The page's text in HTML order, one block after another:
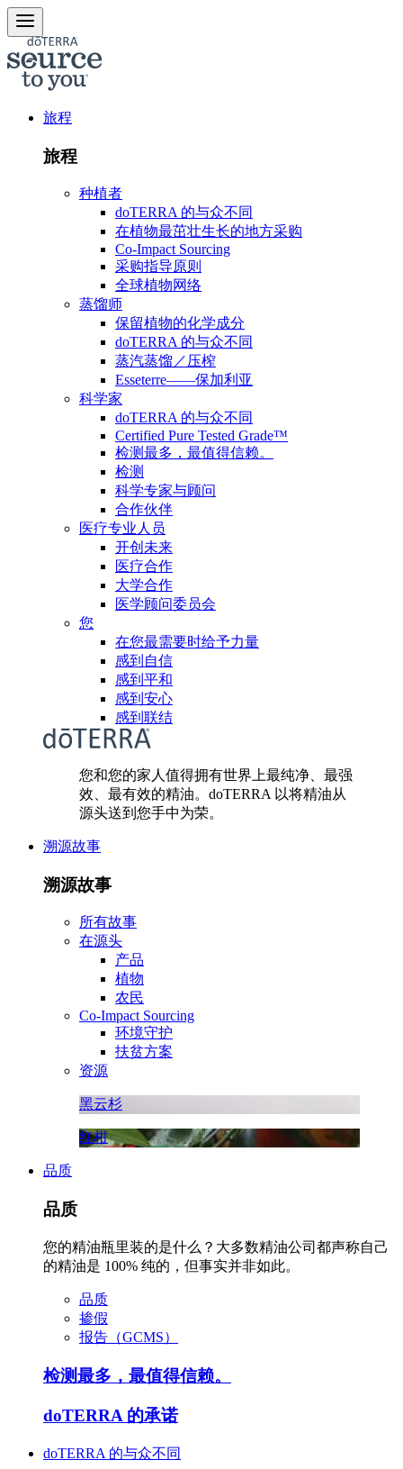
旅程
旅程
种植者
doTERRA 的与众不同
在植物最茁壮生长的地方采购
Co-Impact Sourcing
采购指导原则
全球植物网络
蒸馏师
保留植物的化学成分
doTERRA 的与众不同
蒸汽蒸馏／压榨
Esseterre——保加利亚
科学家
doTERRA 的与众不同
Certified Pure Tested Grade™
检测最多，最值得信赖。
检测
科学专家与顾问
合作伙伴
医疗专业人员
开创未来
医疗合作
大学合作
医学顾问委员会
您
在您最需要时给予力量
感到自信
感到平和
感到安心
感到联结
您和您的家人值得拥有世界上最纯净、最强
效、最有效的精油。doTERRA 以将精油从
源头送到您手中为荣。
溯源故事
溯源故事
所有故事
在源头
产品
植物
农民
Co-Impact Sourcing
环境守护
扶贫方案
资源
黑云杉
红柑
品质
品质
您的精油瓶里装的是什么？大多数精油公司都声称自己
的精油是 100% 纯的，但事实并非如此。
品质
掺假
报告（GCMS）
检测最多，最值得信赖。
doTERRA 的承诺
doTERRA 的与众不同